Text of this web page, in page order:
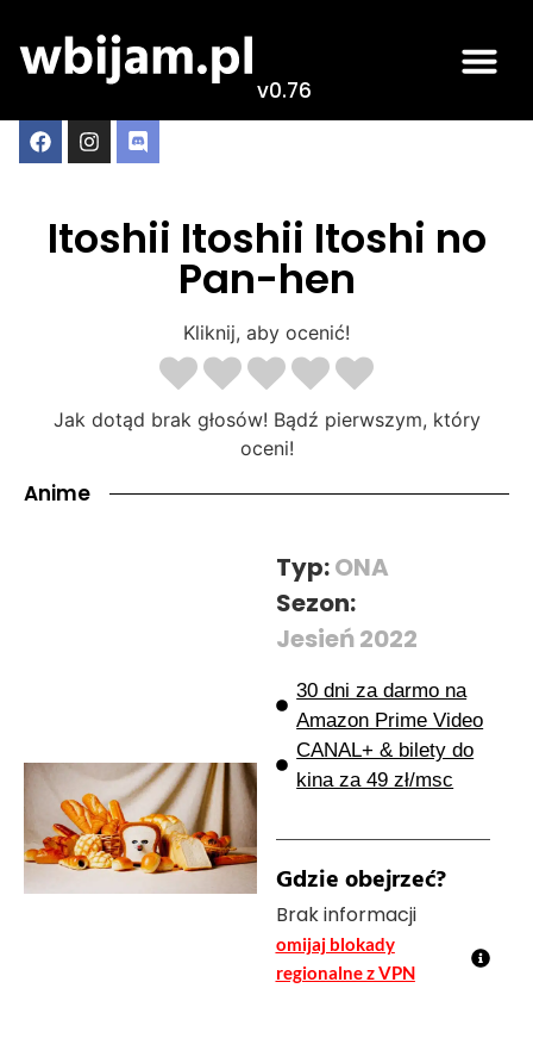
v0.76
Itoshii Itoshii Itoshi no
Pan-hen
Kliknij, aby ocenić!
Jak dotąd brak głosów! Bądź pierwszym, który
oceni!
Anime
Typ:ONA
Sezon:
Jesień 2022
30 dni za darmo na
Amazon Prime Video
CANAL+ & bilety do
kina za 49 zł/msc
Gdzie obejrzeć?
Brak informacji
omijaj blokady
regionalne z VPN